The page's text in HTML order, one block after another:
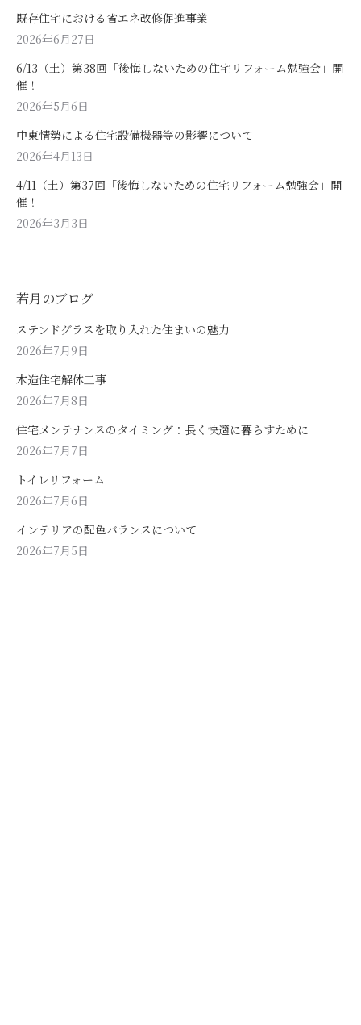
既存住宅における省エネ改修促進事業
2026年6月27日
6/13（土）第38回「後悔しないための住宅リフォーム勉強会」開
催！
2026年5月6日
中東情勢による住宅設備機器等の影響について
2026年4月13日
4/11（土）第37回「後悔しないための住宅リフォーム勉強会」開
催！
2026年3月3日
若月のブログ
ステンドグラスを取り入れた住まいの魅力
2026年7月9日
木造住宅解体工事
2026年7月8日
住宅メンテナンスのタイミング：長く快適に暮らすために
2026年7月7日
トイレリフォーム
2026年7月6日
インテリアの配色バランスについて
2026年7月5日